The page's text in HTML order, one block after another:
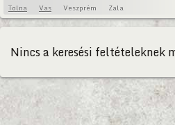
Tolna
Vas Veszprém Zala
Nincs a keresési feltételeknek